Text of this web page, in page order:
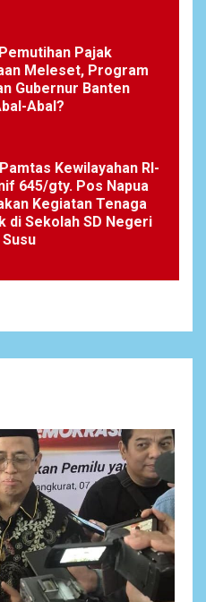
Pajak
Meleset, Program
Gubernur Banten
Abal?
Kewilayahan RI-
645/gty. Pos Napua
Kegiatan Tenaga
di Sekolah SD Negeri
Susu